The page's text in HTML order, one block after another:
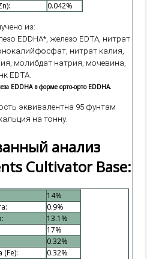
0.042%
из:
EDDHA*, железо EDTA, нитрат
нитрат калия,
молибдат натрия, мочевина,
EDTA.
EDDHA в форме орто-орто EDDHA.
эквивалентна 95 фунтам
на тонну.
анализ
Cultivator Base:
14%
0.9%
13.1%
17%
0.32%
(Fe):
0.32%